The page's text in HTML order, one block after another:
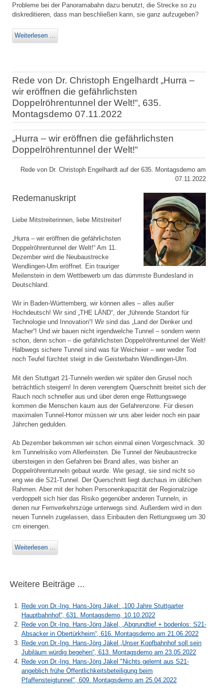
Probleme bei der Panoramabahn dazu benutzt, die Strecke so zu
diskreditieren, dass man beschließen kann, sie ganz aufzugeben?
Weiterlesen ...
Rede von Dr. Christoph Engelhardt „Hurra –
wir eröffnen die gefährlichsten
Doppelröhrentunnel der Welt!“, 635.
Montagsdemo 07.11.2022
„Hurra – wir eröffnen die gefährlichsten
Doppelröhrentunnel der Welt!“
Rede von Dr. Christoph Engelhardt auf der 635. Montagsdemo am
07.11.2022
Redemanuskript
Liebe Mitstreiterinnen, liebe Mitstreiter!
„Hurra – wir eröffnen die gefährlichsten
Doppelröhrentunnel der Welt!“ Am 11.
Dezember wird die Neubaustrecke
Wendlingen-Ulm eröffnet. Ein trauriger
Meilenstein in dem Wettbewerb um das dümmste Bundesland in
Deutschland.
Wir in Baden-Württemberg, wir können alles – alles außer
Hochdeutsch! Wir sind „THE LÄND“, der „führende Standort für
Technologie und Innovation“! Wir sind das „Land der Denker und
Macher“! Und wir bauen nicht irgendwelche Tunnel – sondern wenn
schon, denn schon – die gefährlichsten Doppelröhrentunnel der Welt!
Halbwegs sichere Tunnel sind was für Weicheier – wer weder Tod
noch Teufel fürchtet steigt in die Geisterbahn Wendlingen-Ulm.
Mit den Stuttgart 21-Tunneln werden wir später den Grusel noch
beträchtlich steigern! In deren verengtem Querschnitt breitet sich der
Rauch noch schneller aus und über deren enge Rettungswege
kommen die Menschen kaum aus der Gefahrenzone. Für diesen
maximalen Tunnel-Horror müssen wir uns aber leider noch ein paar
Jährchen gedulden.
Ab Dezember bekommen wir schon einmal einen Vorgeschmack. 30
km Tunnelrisiko vom Allerfeinsten. Die Tunnel der Neubaustrecke
übersteigen in den Gefahren bei Brand alles, was bisher an
Doppelröhrentunneln gebaut wurde. Wie gesagt, sie sind nicht so
eng wie die S21-Tunnel. Der Querschnitt liegt durchaus im üblichen
Rahmen. Aber mit der hohen Personenkapazität der Regionalzüge
verdoppelt sich hier das Risiko gegenüber anderen Tunneln, in
denen nur Fernverkehrszüge unterwegs sind. Außerdem wird in den
neuen Tunneln zugelassen, dass Einbauten den Rettungsweg um 30
cm einengen.
Weiterlesen ...
Weitere Beiträge ...
Rede von Dr.-Ing. Hans-Jörg Jäkel: „100 Jahre Stuttgarter
Hauptbahnhof“, 631. Montagsdemo, 10.10.2022
Rede von Dr.-Ing. Hans-Jörg Jäkel, „Abgrundtief + bodenlos: S21-
Absacker in Obertürkheim“, 616. Montagsdemo am 21.06.2022
Rede von Dr.-Ing. Hans-Jörg Jäkel „Unser Kopfbahnhof soll sein
Jubiläum würdig begehen“, 613. Montagsdemo am 23.05.2022
Rede von Dr.-Ing. Hans-Jörg Jäkel "Nichts gelernt aus S21-
angeblich frühe Öffentlichkeitsbeteiligung beim
Pfaffensteigtunnel", 609. Montagsdemo am 25.04.2022